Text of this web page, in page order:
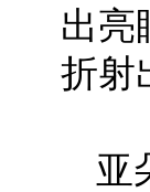
出亮
折射
亚